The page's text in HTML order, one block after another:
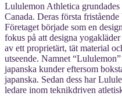
Lululemon Athletica
Canada. Deras första
Företaget började som en
fokus på att designa
av ett proprietärt, tät material
utseende. Namnet
japanska kunder eftersom
japanska. Sedan dess har
ledare inom teknikdriven